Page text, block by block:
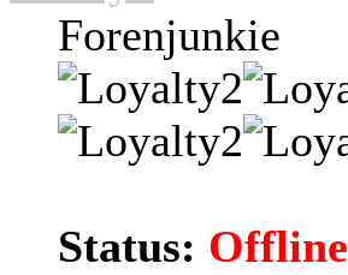
Forenjunkie
Status: Offline